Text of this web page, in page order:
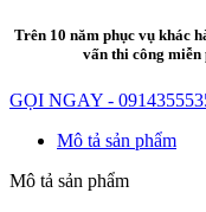
Trên 10 năm phục vụ khác
vấn thi công
GỌI NGAY -
Mô tả sản phẩm
Mô tả sản phẩm